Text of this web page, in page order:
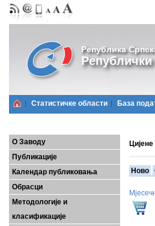
Република
Републички
Статистичке области Базa
О Заводу
Публикације
Календар публиковања
Обрасци
Методологије и
класификације
Цијене
Ново